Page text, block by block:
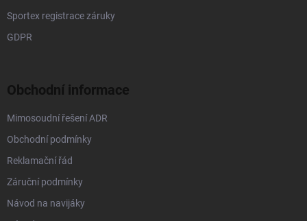
Sportex registrace záruky
GDPR
Obchodní informace
Mimosoudní řešení ADR
Obchodní podmínky
Reklamační řád
Záruční podmínky
Návod na navijáky